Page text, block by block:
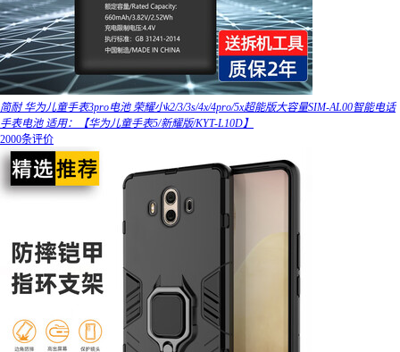
简耐 华为儿童手表3pro电池 荣耀小k2/3/3s/4x/4pro/5x超能版大容量SIM-AL00智能电话
手表电池 适用：【华为儿童手表5/新耀版/KYT-L10D】
2000条评价